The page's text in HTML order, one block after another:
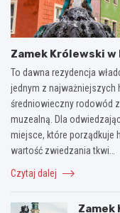
Zamek Królewski
To dawna rezydencja
jednym z najważniejszych
średniowieczny rodowód
muzealną. Dla
miejsce, które porządkuje
wartość zwiedzania tkwi…
Czytaj dalej
Zamek